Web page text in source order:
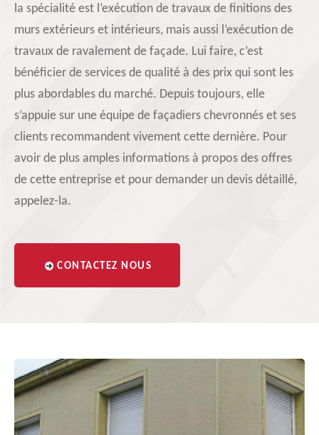
la spécialité est l’exécution de travaux de finitions des
murs extérieurs et intérieurs, mais aussi l’exécution de
travaux de ravalement de façade. Lui faire, c’est
bénéficier de services de qualité à des prix qui sont les
plus abordables du marché. Depuis toujours, elle
s’appuie sur une équipe de façadiers chevronnés et ses
clients recommandent vivement cette dernière. Pour
avoir de plus amples informations à propos des offres
de cette entreprise et pour demander un devis détaillé,
appelez-la.
CONTACTEZ NOUS